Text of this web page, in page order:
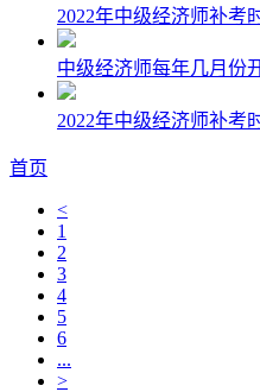
2022年中级经济师补考
中级经济师每年几月份
2022年中级经济师补考
首页
<
1
2
3
4
5
6
...
>